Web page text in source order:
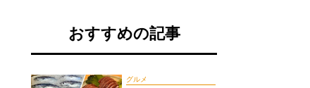
おすすめの記事
グルメ